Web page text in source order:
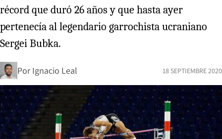
récord que duró 26 años y que hasta ayer
pertenecía al legendario garrochista ucraniano
Sergei Bubka.
Por Ignacio Leal 18 SEPTIEMBRE 2020